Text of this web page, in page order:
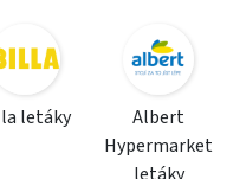
letáky
Albert
Hypermarket